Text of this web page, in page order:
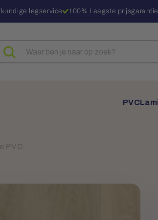
legservice 100% Laagste prijsgarantie
PVC
PVC